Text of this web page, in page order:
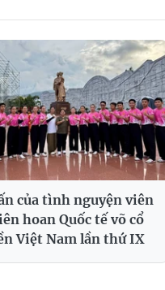
của tình nguyện viên
hoan Quốc tế võ cổ
Việt Nam lần thứ IX